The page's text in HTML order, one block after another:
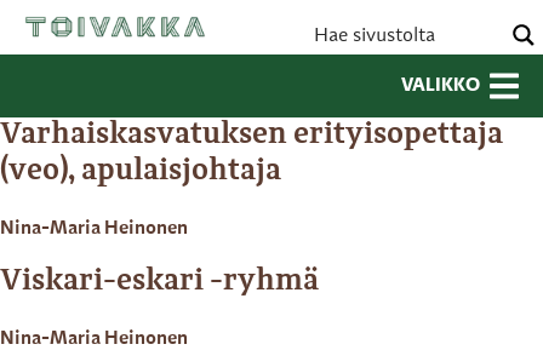
VALIKKO
Varhaiskasvatuksen erityisopettaja
(veo), apulaisjohtaja
Nina-Maria Heinonen
Viskari-eskari -ryhmä
Nina-Maria Heinonen